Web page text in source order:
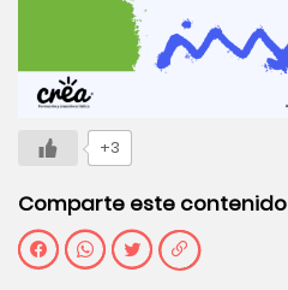
+3
Comparte este contenido